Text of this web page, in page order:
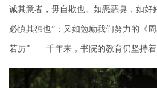
诚其意者，毋自欺也。如恶恶臭，如好
必慎其独也”；又如勉励我们努力的《
若厉”…… 千年来，书院的教育仍坚持着